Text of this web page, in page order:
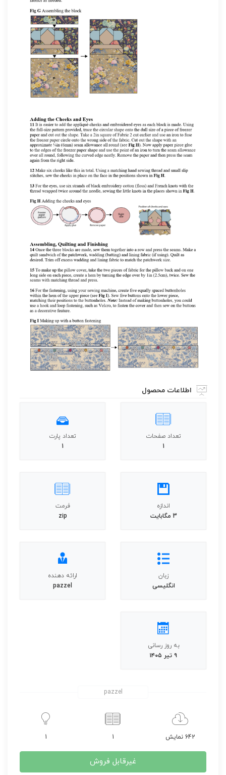
اطلاعات محصول
تعداد صفحات
1
تعداد پارت
1
اندازه
3 مگابایت
فرمت
zip
زبان
انگلیسی
ارائه دهنده
pazzel
به روز رسانی
۹ تیر ۱۴۰۵
pazzel
642 نمایش 1
1
غیرقابل فروش